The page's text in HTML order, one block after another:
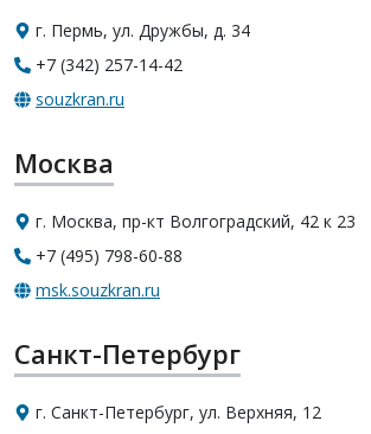
г. Пермь, ул. Дружбы, д. 34
+7 (342) 257-14-42
souzkran.ru
Москва
г. Москва, пр-кт Волгоградский, 42 к 23
+7 (495) 798-60-88
msk.souzkran.ru
Санкт-Петербург
г. Санкт-Петербург, ул. Верхняя, 12